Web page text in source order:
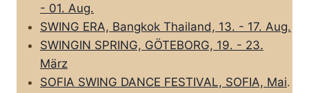
- 01. Aug.
SWING ERA, Bangkok Thailand, 13. - 17. Aug.
SWINGIN SPRING, GÖTEBORG, 19. - 23.
März
SOFIA SWING DANCE FESTIVAL, SOFIA, Mai.